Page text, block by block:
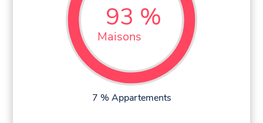
93 %
Maisons
7 % Appartements